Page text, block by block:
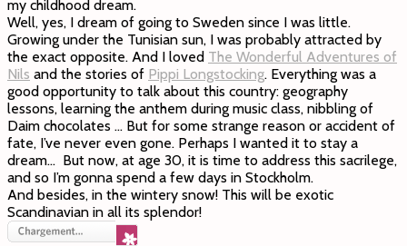
my childhood dream.
Well, yes, I dream of going to Sweden since I was little.
Growing under the Tunisian sun, I was probably attracted by
the exact opposite. And I loved The Wonderful Adventures of
Nils and the stories of Pippi Longstocking. Everything was a
good opportunity to talk about this country: geography
lessons, learning the anthem during music class, nibbling of
Daim chocolates … But for some strange reason or accident of
fate, I’ve never even gone. Perhaps I wanted it to stay a
dream… But now, at age 30, it is time to address this sacrilege,
and so I’m gonna spend a few days in Stockholm.
And besides, in the wintery snow! This will be exotic
Scandinavian in all its splendor!